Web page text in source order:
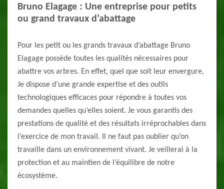
Bruno Elagage : Une entreprise pour petits
ou grand travaux d’abattage
Pour les petit ou les grands travaux d’abattage Bruno
Elagage possède toutes les qualités nécessaires pour
abattre vos arbres. En effet, quel que soit leur envergure,
Je dispose d’une grande expertise et des outils
technologiques efficaces pour répondre à toutes vos
demandes quelles qu’elles soient. Je vous garantis des
prestations de qualité et des résultats irréprochables dans
l’exercice de mon travail. Il ne faut pas oublier qu’on
travaille dans un environnement vivant. Je veillerai à la
protection et au maintien de l’équilibre de notre
écosystème.